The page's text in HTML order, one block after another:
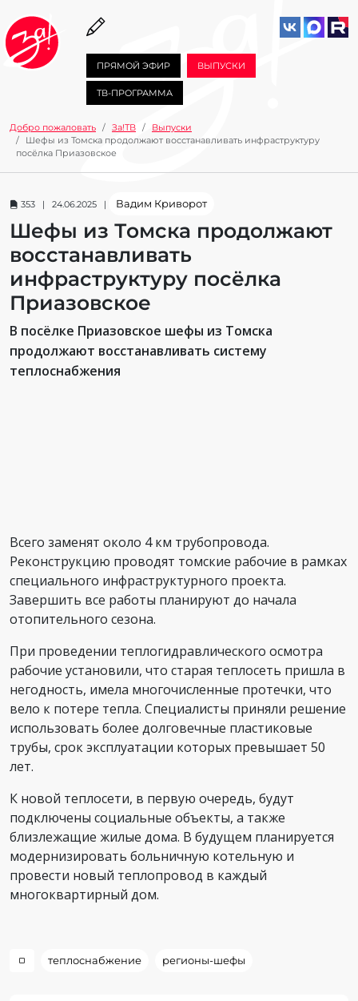
ПРЯМОЙ ЭФИР ВЫПУСКИ
ТВ-ПРОГРАММА
Добро пожаловать За!ТВ
Выпуски
Шефы из Томска продолжают восстанавливать инфраструктуру
посёлка Приазовское
353 | 24.06.2025 | Вадим Криворот
Шефы из Томска продолжают
восстанавливать
инфраструктуру посёлка
Приазовское
В посёлке Приазовское шефы из Томска
продолжают восстанавливать систему
теплоснабжения
Всего заменят около 4 км трубопровода.
Реконструкцию проводят томские рабочие в рамках
специального инфраструктурного проекта.
Завершить все работы планируют до начала
отопительного сезона.
При проведении теплогидравлического осмотра
рабочие установили, что старая теплосеть пришла в
негодность, имела многочисленные протечки, что
вело к потере тепла. Специалисты приняли решение
использовать более долговечные пластиковые
трубы, срок эксплуатации которых превышает 50
лет.
К новой теплосети, в первую очередь, будут
подключены социальные объекты, а также
близлежащие жилые дома. В будущем планируется
модернизировать больничную котельную и
провести новый теплопровод в каждый
многоквартирный дом.
теплоснабжение регионы-шефы